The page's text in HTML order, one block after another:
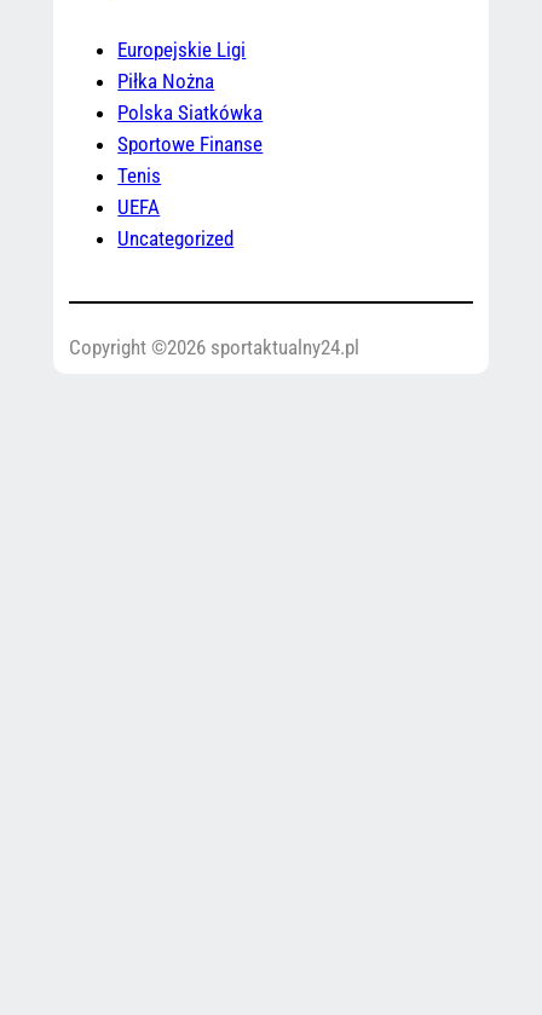
Europejskie Ligi
Piłka Nożna
Polska Siatkówka
Sportowe Finanse
Tenis
UEFA
Uncategorized
Copyright ©2026 sportaktualny24.pl